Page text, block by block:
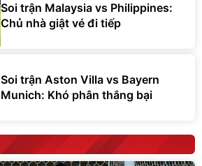
Soi trận Malaysia vs Philippines:
Chủ nhà giật vé đi tiếp
Soi trận Aston Villa vs Bayern
Munich: Khó phân thắng bại